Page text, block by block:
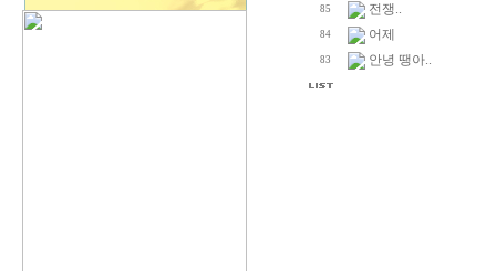
85 전쟁..
84 어제
83 안녕 땡아..